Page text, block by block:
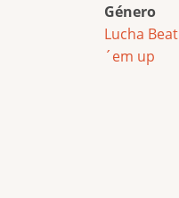
Género
Lucha Beat
´em up